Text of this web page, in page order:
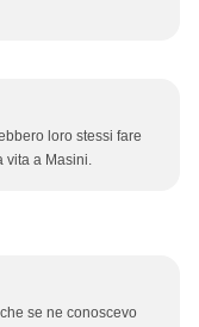
loro stessi fare
vita a Masini.
se ne conoscevo